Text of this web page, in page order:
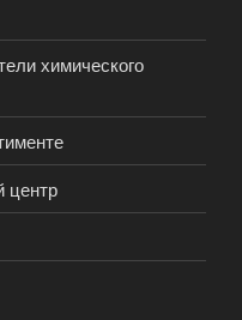
химического
центр